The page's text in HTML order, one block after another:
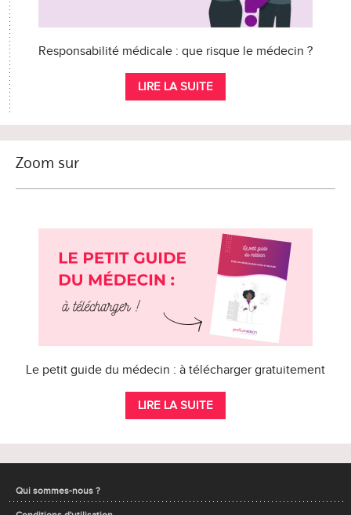
Responsabilité médicale : que risque le médecin ?
LIRE LA SUITE
Zoom sur
Le petit guide du médecin : à télécharger gratuitement
LIRE LA SUITE
Qui sommes-nous ?